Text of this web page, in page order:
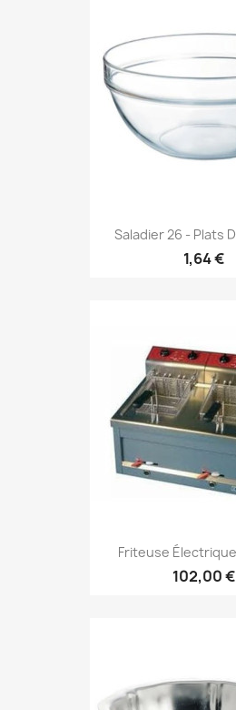
Saladier 26 - Plats
1,64 €
Friteuse Électrique
102,00 €